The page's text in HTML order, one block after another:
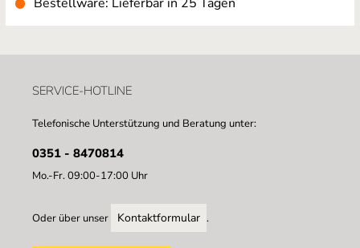
SERVICE-HOTLINE
Telefonische Unterstützung und Beratung unter:
0351 - 8470814
Mo.-Fr. 09:00-17:00 Uhr
Oder über unser Kontaktformular .